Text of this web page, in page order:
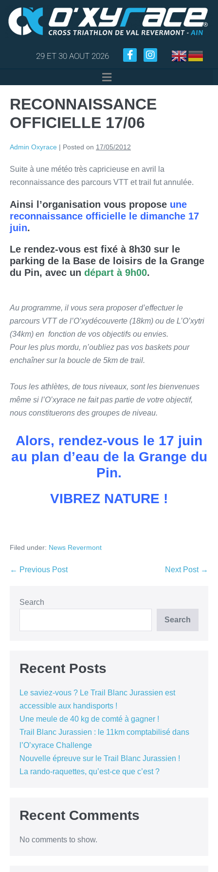
29 ET 30 AOUT 2026
RECONNAISSANCE
OFFICIELLE 17/06
Admin Oxyrace | Posted on 17/05/2012
Suite à une météo très capricieuse en avril la
reconnaissance des parcours VTT et trail fut annulée.
Ainsi l’organisation vous propose une
reconnaissance officielle le dimanche 17
juin.
Le rendez-vous est fixé à 8h30 sur le
parking de la Base de loisirs de la Grange
du Pin, avec un départ à 9h00.
Au programme, il vous sera proposer d’effectuer le
parcours VTT de l’O’xydécouverte (18km) ou de L’O’xytri
(34km) en fonction de vos objectifs ou envies.
Pour les plus mordu, n’oubliez pas vos baskets pour
enchaîner sur la boucle de 5km de trail.
Tous les athlètes, de tous niveaux, sont les bienvenues
même si l’O’xyrace ne fait pas partie de votre objectif,
nous constituerons des groupes de niveau.
Alors, rendez-vous le 17 juin
au plan d’eau de la Grange du
Pin.
VIBREZ NATURE !
Filed under: News Revermont
← Previous Post Next Post →
Search
Search
Recent Posts
Le saviez-vous ? Le Trail Blanc Jurassien est
accessible aux handisports !
Une meule de 40 kg de comté à gagner !
Trail Blanc Jurassien : le 11km comptabilisé dans
l’O’xyrace Challenge
Nouvelle épreuve sur le Trail Blanc Jurassien !
La rando-raquettes, qu’est-ce que c’est ?
Recent Comments
No comments to show.